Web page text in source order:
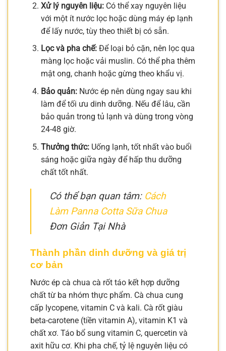
Xử lý nguyên liệu:Có thể xay nguyên liệu
với một ít nước lọc hoặc dùng máy ép lạnh
để lấy nước, tùy theo thiết bị có sẵn.
Lọc và pha chế:Để loại bỏ cặn, nên lọc qua
màng lọc hoặc vải muslin. Có thể pha thêm
mật ong, chanh hoặc gừng theo khẩu vị.
Bảo quản:Nước ép nên dùng ngay sau khi
làm để tối ưu dinh dưỡng. Nếu để lâu, cần
bảo quản trong tủ lạnh và dùng trong vòng
24-48 giờ.
Thưởng thức:Uống lạnh, tốt nhất vào buổi
sáng hoặc giữa ngày để hấp thu dưỡng
chất tốt nhất.
Có thể bạn quan tâm: Cách
Làm Panna Cotta Sữa Chua
Đơn Giản Tại Nhà
Thành phần dinh dưỡng và giá trị
cơ bản
Nước ép cà chua cà rốt táo kết hợp dưỡng
chất từ ba nhóm thực phẩm. Cà chua cung
cấp lycopene, vitamin C và kali. Cà rốt giàu
beta-carotene (tiền vitamin A), vitamin K1 và
chất xơ. Táo bổ sung vitamin C, quercetin và
axit hữu cơ. Khi pha chế, tỷ lệ nguyên liệu có